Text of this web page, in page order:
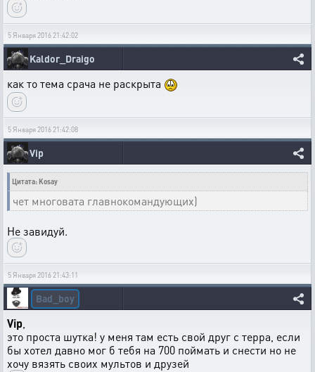
5 Января 2016 21:42:02
Kaldor_Draigo
как то тема срача не раскрыта
5 Января 2016 21:42:08
Vip
Цитата: Kosay
чет многовата главнокомандующих)
Не завидуй.
5 Января 2016 21:43:11
Bad_boy
Vip
это проста шутка! у меня там есть свой друг с терра, если
бы хотел давно мог б тебя на 700 поймать и снести но не
хочу вязять своих мультов и друзей